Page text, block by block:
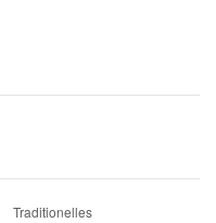
Traditionelles